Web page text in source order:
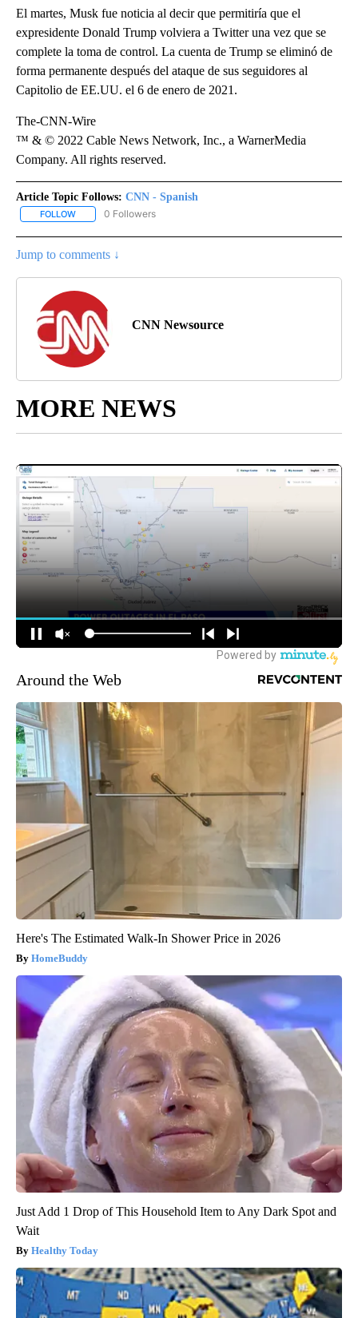
El martes, Musk fue noticia al decir que permitiría que el
expresidente Donald Trump volviera a Twitter una vez que se
complete la toma de control. La cuenta de Trump se eliminó de
forma permanente después del ataque de sus seguidores al
Capitolio de EE.UU. el 6 de enero de 2021.
The-CNN-Wire
™ & © 2022 Cable News Network, Inc., a WarnerMedia
Company. All rights reserved.
Article Topic Follows: CNN - Spanish
FOLLOW FOLLOW "CNN - SPANISH" TO RECEIVE NOTIFICATIONS ABOUT
0 Followers
Jump to comments ↓
CNN Newsource
MORE NEWS
Around the Web
Here's The Estimated Walk-In Shower Price in 2026
HomeBuddy
Just Add 1 Drop of This Household Item to Any Dark Spot and
Wait
Healthy Today